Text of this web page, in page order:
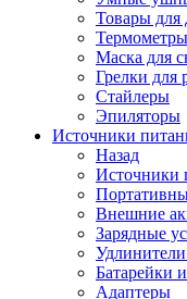
Товары для
Маска для
Грелки для
Стайлеры
Эпиляторы
Источники
Назад
Источники
Внешние
Зарядные
Батарейки
Адаптеры